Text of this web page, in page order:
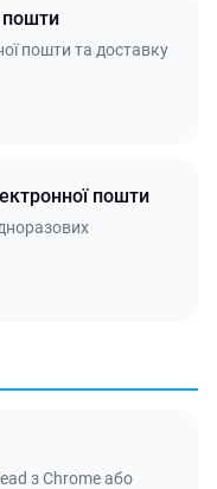
пошти
пошти та доставку
пошти
з Chrome або